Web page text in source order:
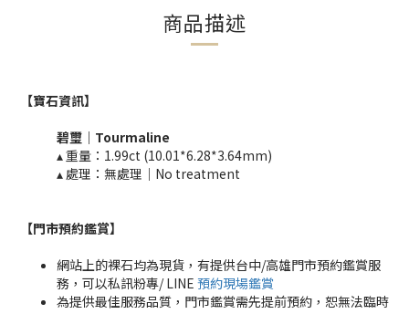
商品描述
【寶石資訊】
碧璽 ｜ Tourmaline​
▴ 重量：1.99ct (10.01*6.28*3.64mm)​
▴ 處理：無處理｜No treatment​​
【門市預約鑑賞】
網站上的裸石均為現貨，有提供台中/高雄門市預約鑑賞服
務，可以私訊粉專/ LINE 預約現場鑑賞
為提供最佳服務品質，門市鑑賞需先提前預約，恕無法臨時